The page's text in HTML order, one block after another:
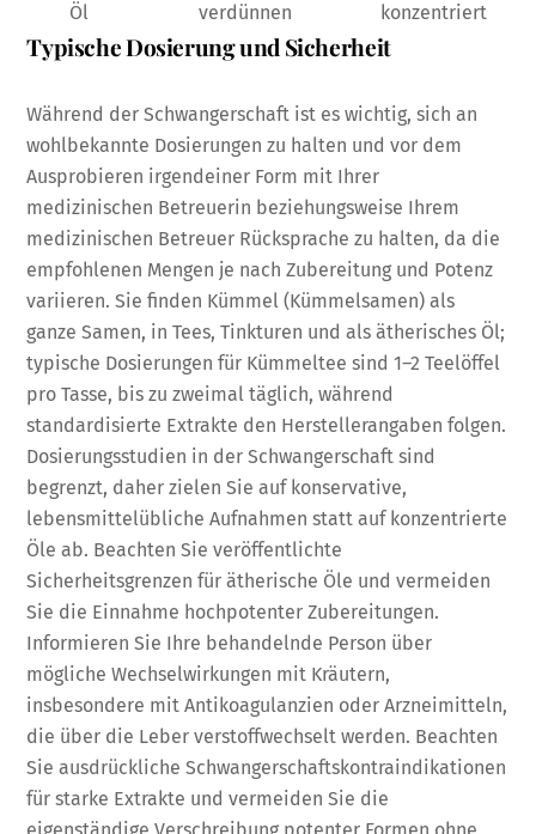
Öl
verdünnen
konzentriert
Typische Dosierung und Sicherheit
Während der Schwangerschaft ist es wichtig, sich an
wohlbekannte Dosierungen zu halten und vor dem
Ausprobieren irgendeiner Form mit Ihrer
medizinischen Betreuerin beziehungsweise Ihrem
medizinischen Betreuer Rücksprache zu halten, da die
empfohlenen Mengen je nach Zubereitung und Potenz
variieren. Sie finden Kümmel (Kümmelsamen) als
ganze Samen, in Tees, Tinkturen und als ätherisches Öl;
typische Dosierungen für Kümmeltee sind 1–2 Teelöffel
pro Tasse, bis zu zweimal täglich, während
standardisierte Extrakte den Herstellerangaben folgen.
Dosierungsstudien in der Schwangerschaft sind
begrenzt, daher zielen Sie auf konservative,
lebensmittelübliche Aufnahmen statt auf konzentrierte
Öle ab. Beachten Sie veröffentlichte
Sicherheitsgrenzen für ätherische Öle und vermeiden
Sie die Einnahme hochpotenter Zubereitungen.
Informieren Sie Ihre behandelnde Person über
mögliche Wechselwirkungen mit Kräutern,
insbesondere mit Antikoagulanzien oder Arzneimitteln,
die über die Leber verstoffwechselt werden. Beachten
Sie ausdrückliche Schwangerschaftskontraindikationen
für starke Extrakte und vermeiden Sie die